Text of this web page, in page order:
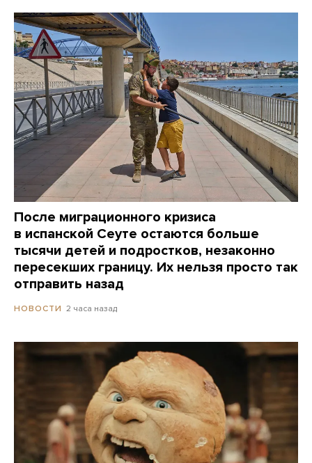
После миграционного кризиса
в испанской Сеуте остаются больше
тысячи детей и подростков, незаконно
пересекших границу. Их нельзя просто так
отправить назад
НОВОСТИ 2 часа назад